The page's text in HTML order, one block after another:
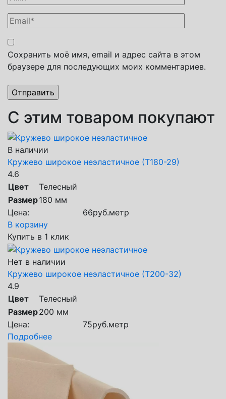
Сохранить моё имя, email и адрес сайта в этом
браузере для последующих моих комментариев.
С этим товаром покупают
В наличии
Кружево широкое неэластичное (Т180-29)
4.6
Цвет
Телесный
Размер180 мм
Цена:
66руб.метр
В корзину
Купить в 1 клик
Нет в наличии
Кружево широкое неэластичное (Т200-32)
4.9
Цвет
Телесный
Размер200 мм
Цена:
75руб.метр
Подробнее